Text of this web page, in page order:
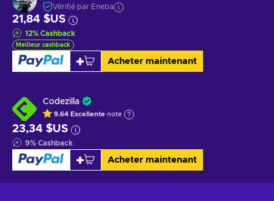
Vérifié par Eneba
21,84 $US
12% Cashback
Meilleur cashback
Acheter maintenant
Codezilla
9.64 Excellente note
23,34 $US
9% Cashback
Acheter maintenant